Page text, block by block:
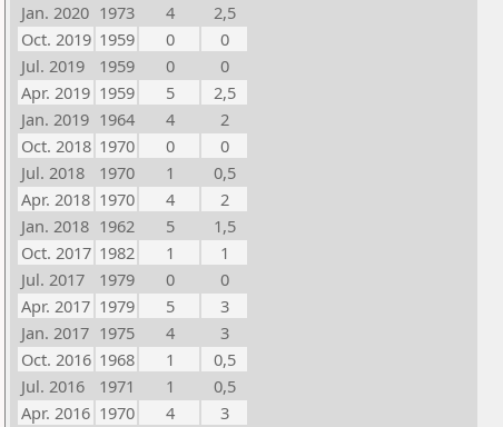
Jan. 2020 1973 4
2,5
Oct. 2019 1959 0
0
Jul. 2019
1959 0
0
Apr. 2019 1959 5
2,5
Jan. 2019 1964 4
2
Oct. 2018 1970 0
0
Jul. 2018
1970 1
0,5
Apr. 2018 1970 4
2
Jan. 2018 1962 5
1,5
Oct. 2017 1982 1
1
Jul. 2017
1979 0
0
Apr. 2017 1979 5
3
Jan. 2017 1975 4
3
Oct. 2016 1968 1
0,5
Jul. 2016
1971 1
0,5
Apr. 2016 1970 4
3